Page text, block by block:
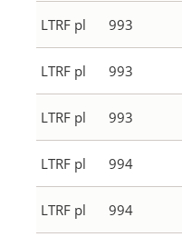
LTRF pl 993
LTRF pl 993
LTRF pl 993
LTRF pl 994
LTRF pl 994